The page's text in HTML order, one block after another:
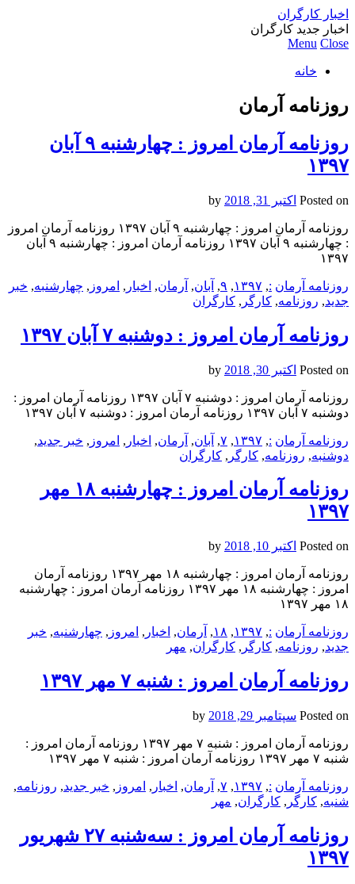
اخبار کارگران
اخبار جدید کارگران
Menu Close
خانه
روزنامه آرمان
روزنامه آرمان امروز : چهارشنبه ۹ آبان
۱۳۹۷
Posted on اکتبر 31, 2018
روزنامه آرمان امروز : چهارشنبه ۹ آبان ۱۳۹۷ روزنامه آرمان امروز
: چهارشنبه ۹ آبان ۱۳۹۷ روزنامه آرمان امروز : چهارشنبه ۹ آبان
۱۳۹۷
روزنامه آرمان :
, ۱۳۹۷, ۹, آبان, آرمان, اخبار , امروز , چهارشنبه, خبر
جدید, روزنامه, کارگر , کارگران
روزنامه آرمان امروز : دوشنبه ۷ آبان ۱۳۹۷
Posted on اکتبر 30, 2018
روزنامه آرمان امروز : دوشنبه ۷ آبان ۱۳۹۷ روزنامه آرمان امروز :
دوشنبه ۷ آبان ۱۳۹۷ روزنامه آرمان امروز : دوشنبه ۷ آبان ۱۳۹۷
روزنامه آرمان :
, ۱۳۹۷, ۷, آبان, آرمان, اخبار , امروز , خبر جدید,
دوشنبه, روزنامه, کارگر , کارگران
روزنامه آرمان امروز : چهارشنبه ۱۸ مهر
۱۳۹۷
Posted on اکتبر 10, 2018
روزنامه آرمان امروز : چهارشنبه ۱۸ مهر ۱۳۹۷ روزنامه آرمان
امروز : چهارشنبه ۱۸ مهر ۱۳۹۷ روزنامه آرمان امروز : چهارشنبه
۱۸ مهر ۱۳۹۷
روزنامه آرمان :
, ۱۳۹۷, ۱۸, آرمان, اخبار , امروز , چهارشنبه, خبر
جدید, روزنامه, کارگر , کارگران, مهر
روزنامه آرمان امروز : شنبه ۷ مهر ۱۳۹۷
Posted on سپتامبر 29, 2018
روزنامه آرمان امروز : شنبه ۷ مهر ۱۳۹۷ روزنامه آرمان امروز :
شنبه ۷ مهر ۱۳۹۷ روزنامه آرمان امروز : شنبه ۷ مهر ۱۳۹۷
روزنامه آرمان :
, ۱۳۹۷, ۷, آرمان, اخبار , امروز , خبر جدید, روزنامه,
شنبه, کارگر , کارگران, مهر
روزنامه آرمان امروز : سه‌شنبه ۲۷ شهريور
۱۳۹۷